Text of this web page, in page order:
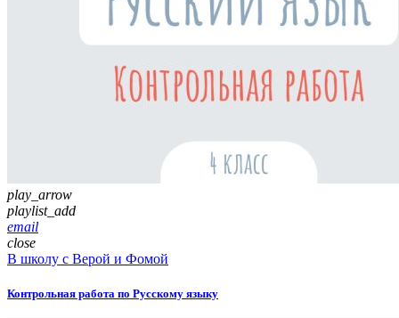
play_arrow
playlist_add
email
close
В школу с Верой и Фомой
Контрольная работа по Русскому языку